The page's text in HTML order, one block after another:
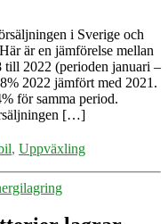
med
försäljningen
av
elbilar
i
Sverige
i Sverige och
är en jämförelse mellan
2022 (perioden januari –
2022 jämfört med 2021.
för samma period.
[…]
, Uppväxling